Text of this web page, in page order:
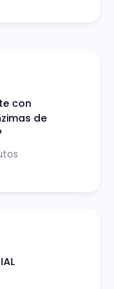
con
de